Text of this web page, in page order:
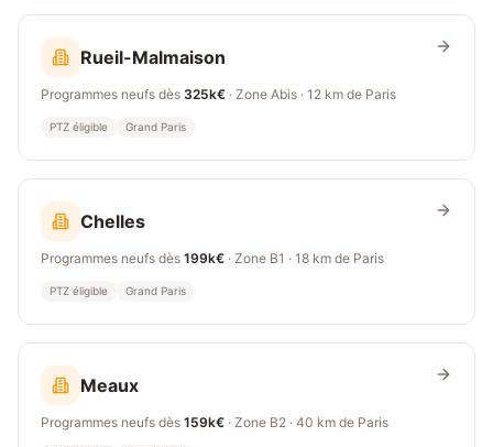
Rueil-Malmaison
Programmes neufs dès 325k€ · Zone Abis · 12 km de Paris
PTZ éligible Grand Paris
Chelles
Programmes neufs dès 199k€ · Zone B1 · 18 km de Paris
PTZ éligible Grand Paris
Meaux
Programmes neufs dès 159k€ · Zone B2 · 40 km de Paris